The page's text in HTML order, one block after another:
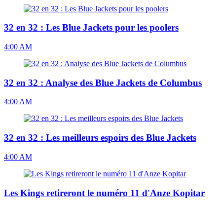
32 en 32 : Les Blue Jackets pour les poolers
4:00 AM
32 en 32 : Analyse des Blue Jackets de Columbus
4:00 AM
32 en 32 : Les meilleurs espoirs des Blue Jackets
4:00 AM
Les Kings retireront le numéro 11 d'Anze Kopitar